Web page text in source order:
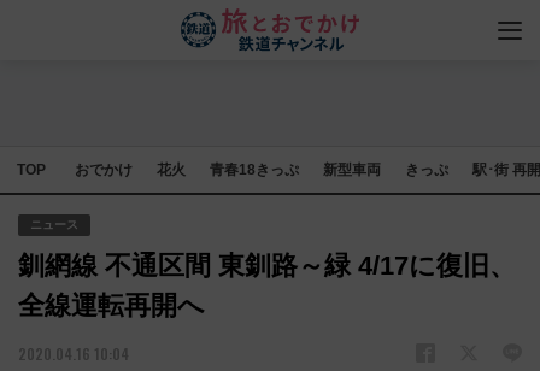
TOP おでかけ 花火 青春18きっぷ 新型車両 きっぷ 駅･街 再
ニュース
釧網線 不通区間 東釧路～緑 4/17に復旧、
全線運転再開へ
2020.04.16 10:04